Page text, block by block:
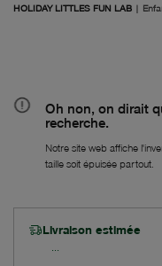
HOLIDAY LITTLES FUN LAB |
Oh non, on dirait
recherche.
Notre site web affiche
taille soit épuisée partout.
Livraison estimée